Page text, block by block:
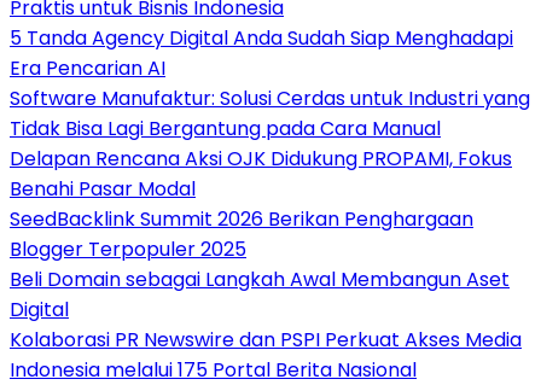
Praktis untuk Bisnis Indonesia
5 Tanda Agency Digital Anda Sudah Siap Menghadapi
Era Pencarian AI
Software Manufaktur: Solusi Cerdas untuk Industri yang
Tidak Bisa Lagi Bergantung pada Cara Manual
Delapan Rencana Aksi OJK Didukung PROPAMI, Fokus
Benahi Pasar Modal
SeedBacklink Summit 2026 Berikan Penghargaan
Blogger Terpopuler 2025
Beli Domain sebagai Langkah Awal Membangun Aset
Digital
Kolaborasi PR Newswire dan PSPI Perkuat Akses Media
Indonesia melalui 175 Portal Berita Nasional